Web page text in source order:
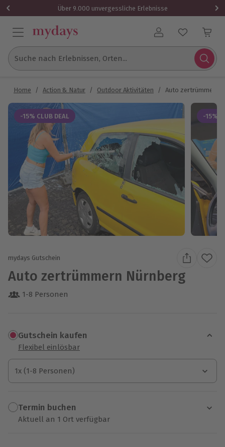
Über 9.000 unvergessliche Erlebnisse
Benutzerkonto
Suche nach Erlebnissen, Orten...
Home / Action & Natur / Outdoor Aktivitäten / Auto zertrümmern
-15% CLUB DEAL -15%
mydays Gutschein
Auto zertrümmern Nürnberg
1-8 Personen
Gutschein kaufen
Flexibel einlösbar
1x (1-8 Personen)
1x (1-8 Personen)
1x (1-8 Personen)
Termin buchen
Aktuell an 1 Ort verfügbar